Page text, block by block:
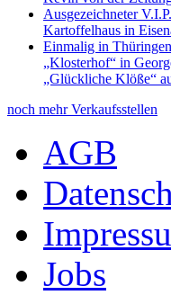
Ausgezeichneter
Kartoffelhaus in
Einmalig in
„Klosterhof“ in
„Glückliche Klöße“
noch mehr Verkaufsstellen
AGB
Jobs